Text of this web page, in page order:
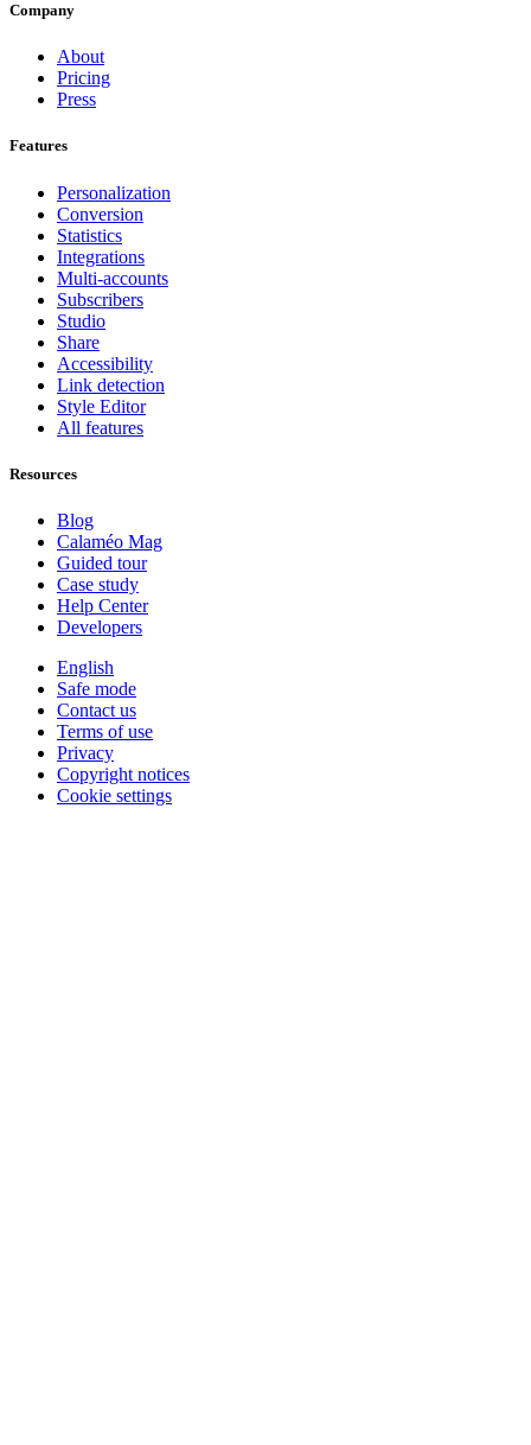
Company
About
Pricing
Press
Features
Personalization
Conversion
Statistics
Integrations
Multi-accounts
Subscribers
Studio
Share
Accessibility
Link detection
Style Editor
All features
Resources
Blog
Calaméo Mag
Guided tour
Case study
Help Center
Developers
English
Safe mode
Contact us
Terms of use
Privacy
Copyright notices
Cookie settings